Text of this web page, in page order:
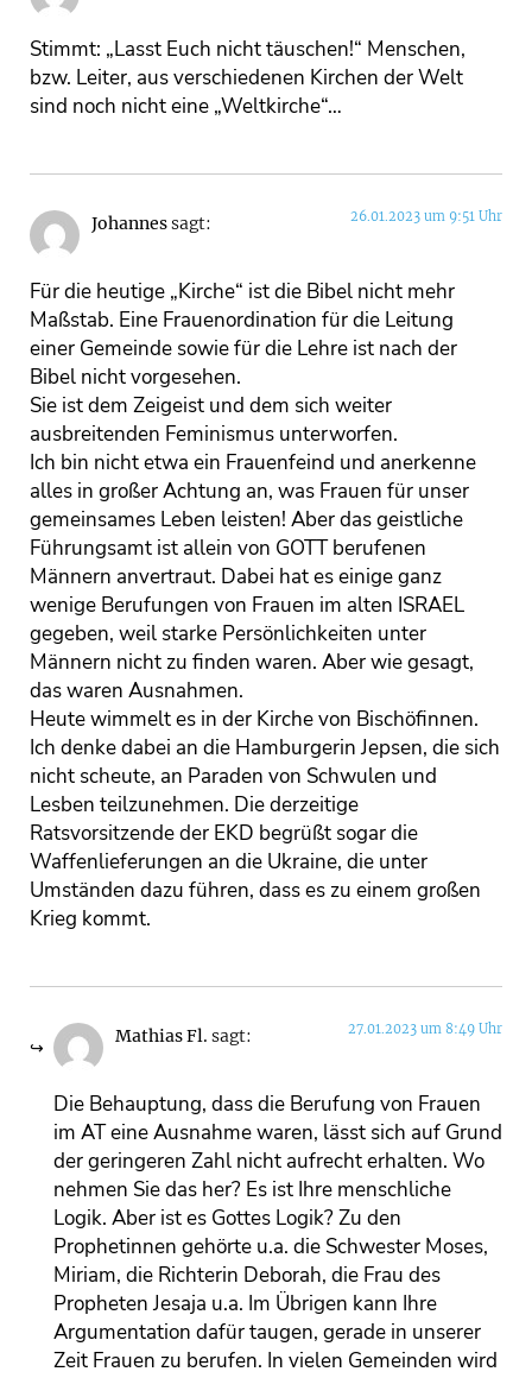
Stimmt: „Lasst Euch nicht täuschen!“ Menschen,
bzw. Leiter, aus verschiedenen Kirchen der Welt
sind noch nicht eine „Weltkirche“…
Johannessagt: 26.01.2023 um 9:51 Uhr
Für die heutige „Kirche“ ist die Bibel nicht mehr
Maßstab. Eine Frauenordination für die Leitung
einer Gemeinde sowie für die Lehre ist nach der
Bibel nicht vorgesehen.
Sie ist dem Zeigeist und dem sich weiter
ausbreitenden Feminismus unterworfen.
Ich bin nicht etwa ein Frauenfeind und anerkenne
alles in großer Achtung an, was Frauen für unser
gemeinsames Leben leisten! Aber das geistliche
Führungsamt ist allein von GOTT berufenen
Männern anvertraut. Dabei hat es einige ganz
wenige Berufungen von Frauen im alten ISRAEL
gegeben, weil starke Persönlichkeiten unter
Männern nicht zu finden waren. Aber wie gesagt,
das waren Ausnahmen.
Heute wimmelt es in der Kirche von Bischöfinnen.
Ich denke dabei an die Hamburgerin Jepsen, die sich
nicht scheute, an Paraden von Schwulen und
Lesben teilzunehmen. Die derzeitige
Ratsvorsitzende der EKD begrüßt sogar die
Waffenlieferungen an die Ukraine, die unter
Umständen dazu führen, dass es zu einem großen
Krieg kommt.
Mathias Fl. sagt: 27.01.2023 um 8:49 Uhr
Die Behauptung, dass die Berufung von Frauen
im AT eine Ausnahme waren, lässt sich auf Grund
der geringeren Zahl nicht aufrecht erhalten. Wo
nehmen Sie das her? Es ist Ihre menschliche
Logik. Aber ist es Gottes Logik? Zu den
Prophetinnen gehörte u.a. die Schwester Moses,
Miriam, die Richterin Deborah, die Frau des
Propheten Jesaja u.a. Im Übrigen kann Ihre
Argumentation dafür taugen, gerade in unserer
Zeit Frauen zu berufen. In vielen Gemeinden wird